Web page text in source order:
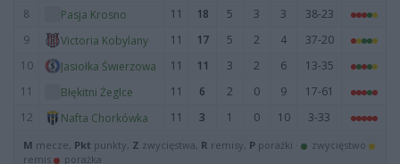
8
Pasja Krosno 11 18 5 3 3
38-23
9
Victoria Kobylany 11 17 5 2 4
37-20
10
Jasiołka Świerzowa 11 11 3 2 6
13-35
11
Błękitni Żeglce 11 6 2 0 9
17-61
12
Nafta Chorkówka 11 3 1 0 10 3-33
M mecze, Pkt punkty, Z zwycięstwa, R remisy, P porażki ·
zwycięstwo
remis
porażka